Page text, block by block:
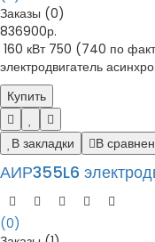
Заказы (0)
836900р.
160 кВт 750 (740 по
электродвигатель
Купить
В закладки В
АИР355L6
(0)